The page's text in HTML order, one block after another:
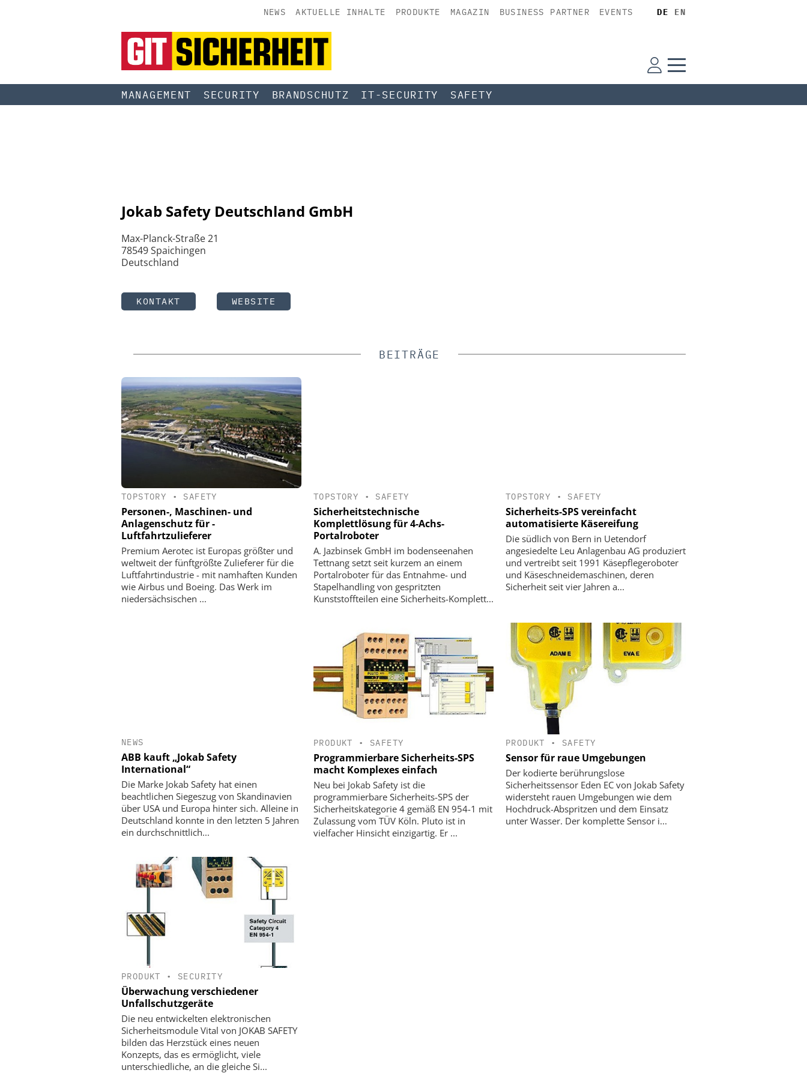
NEWS AKTUELLE INHALTE PRODUKTE MAGAZIN BUSINESS PARTNER EVENTS DE EN
MANAGEMENT SECURITY BRANDSCHUTZ IT-SECURITY SAFETY
Jokab Safety Deutschland GmbH
Max-Planck-Straße 21
78549 Spaichingen
Deutschland
KONTAKT WEBSITE
BEITRÄGE
TOPSTORY • SAFETY
Personen-, Maschinen- und
Anlagenschutz für ­
Luftfahrtzulieferer
Premium Aerotec ist Europas größter und
weltweit der fünftgrößte Zulieferer für die
Luftfahrtindustrie - mit namhaften Kunden
wie Airbus und Boeing. Das Werk im
niedersächsischen ...
TOPSTORY • SAFETY
Sicherheitstechnische
Komplettlösung für 4-Achs-
Portalroboter
A. Jazbinsek GmbH im bodenseenahen
Tettnang setzt seit kurzem an einem
Portalroboter für das Entnahme- und
Stapelhandling von gespritzten
Kunststoffteilen eine Sicherheits-Komplett...
TOPSTORY • SAFETY
Sicherheits-SPS vereinfacht
automatisierte Käsereifung
Die südlich von Bern in Uetendorf
angesiedelte Leu Anlagenbau AG produziert
und vertreibt seit 1991 Käsepflegeroboter
und Käseschneidemaschinen, deren
Sicherheit seit vier Jahren a...
NEWS
ABB kauft „Jokab Safety
International“
Die Marke Jokab Safety hat einen
beachtlichen Siegeszug von Skandinavien
über USA und Europa hinter sich. Alleine in
Deutschland konnte in den letzten 5 Jahren
ein durchschnittlich...
PRODUKT • SAFETY
Programmierbare Sicherheits-SPS
macht Komplexes einfach
Neu bei Jokab Safety ist die
programmierbare Sicherheits-SPS der
Sicherheitskategorie 4 gemäß EN 954-1 mit
Zulassung vom TÜV Köln. Pluto ist in
vielfacher Hinsicht einzigartig. Er ...
PRODUKT • SAFETY
Sensor für raue Umgebungen
Der kodierte berührungslose
Sicherheitssensor Eden EC von Jokab Safety
widersteht rauen Umgebungen wie dem
Hochdruck-Abspritzen und dem Einsatz
unter Wasser. Der komplette Sensor i...
PRODUKT • SECURITY
Überwachung verschiedener
Unfallschutzgeräte
Die neu entwickelten elektronischen
Sicherheitsmodule Vital von JOKAB SAFETY
bilden das Herzstück eines neuen
Konzepts, das es ermöglicht, viele
unterschiedliche, an die gleiche Si...